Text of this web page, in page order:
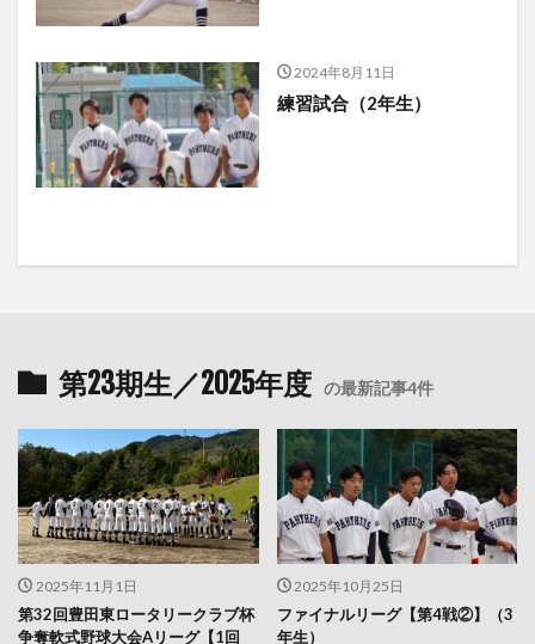
2024年8月11日
練習試合（2年生）
第23期生／2025年度 の最新記事4件
2025年11月1日
第32回豊田東ロータリークラブ杯
争奪軟式野球大会Aリーグ【1回
2025年10月25日
ファイナルリーグ【第4戦②】（3
年生）